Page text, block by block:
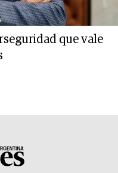
que vale